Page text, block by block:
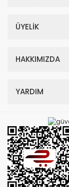
ÜYELİK
HAKKIMIZDA
YARDIM